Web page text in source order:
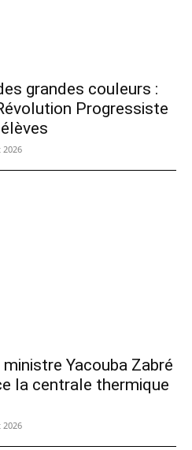
grandes couleurs :
Progressiste
2026
Yacouba Zabré
la centrale thermique
2026